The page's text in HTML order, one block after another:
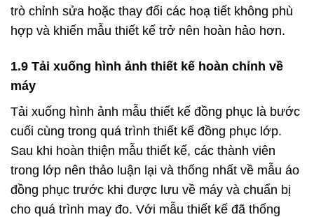
trò chỉnh sửa hoặc thay đổi các hoạ tiết không phù
hợp và khiến mẫu thiết kế trở nên hoàn hảo hơn.
1.9 Tải xuống hình ảnh thiết kế hoàn chỉnh về
máy
Tải xuống hình ảnh mẫu thiết kế đồng phục là bước
cuối cùng trong quá trình thiết kế đồng phục lớp.
Sau khi hoàn thiện mẫu thiết kế, các thành viên
trong lớp nên thảo luận lại và thống nhất về mẫu áo
đồng phục trước khi được lưu về máy và chuẩn bị
cho quá trình may đo. Với mẫu thiết kế đã thống